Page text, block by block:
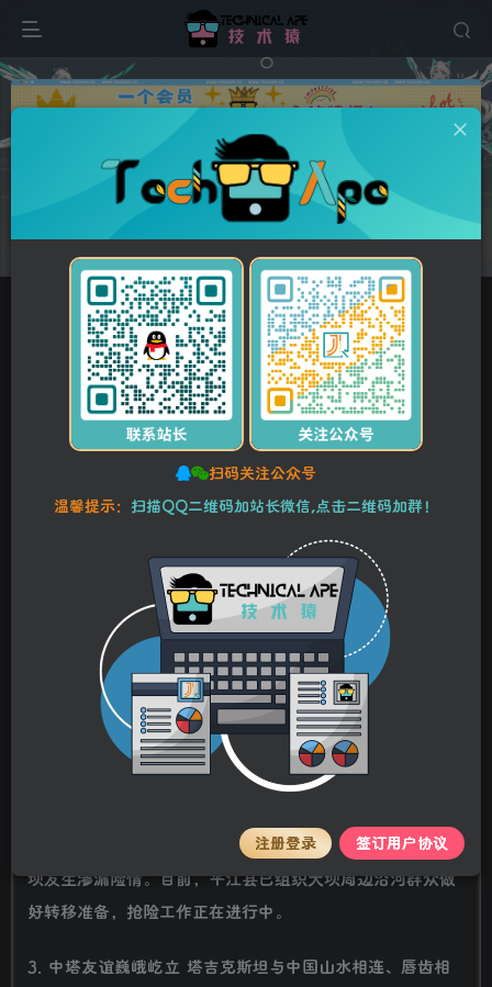
广告
每天60秒读懂世界 正文
07月07日，星期日, 每天60秒读懂全世界！
stalker
2年前发布
关注
0 28
百度热搜新闻
新闻来源：百度热搜榜
1. 抢险洞庭湖：溃口处植入钢板截洪流 6日，中国安能武汉
救援基地驰援华容县，已投入救援。据负责人介绍，溃堤决
口处将植入钢板拦截洪流，配合石块填抛，进行决口封堵。
2. 湖南九峰水库大坝发生渗漏 6日，湖南平江县九峰水库大
坝发生渗漏险情。目前，平江县已组织大坝周边沿河群众做
好转移准备，抢险工作正在进行中。
3. 中塔友谊巍峨屹立 塔吉克斯坦与中国山水相连、唇齿相
扫码关注公众号
温馨提示： 扫描QQ二维码加站长微信,点击二维码加群！
注册登录 签订用户协议